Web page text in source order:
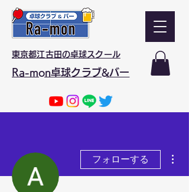
東京都江古田の卓球スクール
Ra-mon卓球クラブ&バー
フォローする